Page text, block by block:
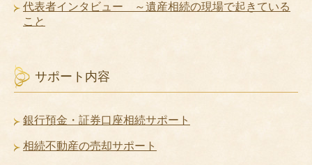
代表者インタビュー ～遺産相続の現場で起きている
こと
サポート内容
銀行預金・証券口座相続サポート
相続不動産の売却サポート